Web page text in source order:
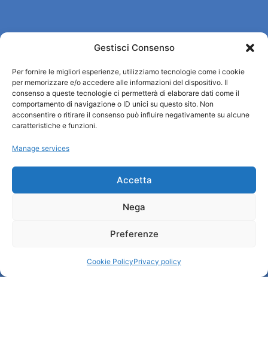
Gestisci Consenso
Per fornire le migliori esperienze, utilizziamo tecnologie come i cookie
per memorizzare e/o accedere alle informazioni del dispositivo. Il
consenso a queste tecnologie ci permetterà di elaborare dati come il
comportamento di navigazione o ID unici su questo sito. Non
acconsentire o ritirare il consenso può influire negativamente su alcune
caratteristiche e funzioni.
Manage services
Accetta
Nega
Preferenze
Cookie PolicyPrivacy policy
Who we are
Tourist Information Office / IAT
Privacy policy
Credits
Information